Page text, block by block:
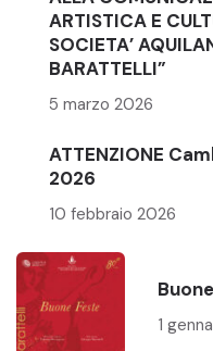
ARTISTICA E
SOCIETA’
BARATTELLI”
5 marzo 2026
ATTENZIONE
2026
10 febbraio 2026
1